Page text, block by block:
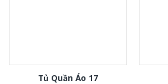
Tủ Quần Áo 17